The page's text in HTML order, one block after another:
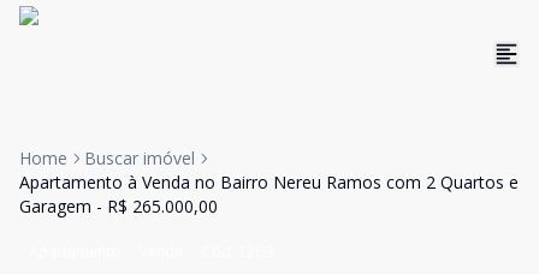
Home
Buscar imóvel
Apartamento à Venda no Bairro Nereu Ramos com 2 Quartos e
Garagem - R$ 265.000,00